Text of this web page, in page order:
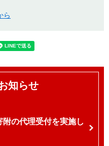
ら
知らせ
の代理受付を実施し